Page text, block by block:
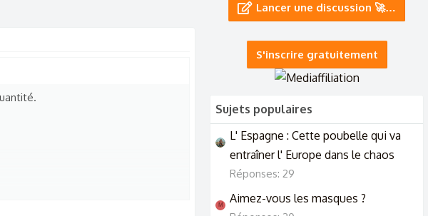
Lancer une discussion 🚀…
S'inscrire gratuitement
Sujets populaires
L' Espagne : Cette poubelle qui va
entraîner l' Europe dans le chaos
Réponses: 29
M Aimez-vous les masques ?